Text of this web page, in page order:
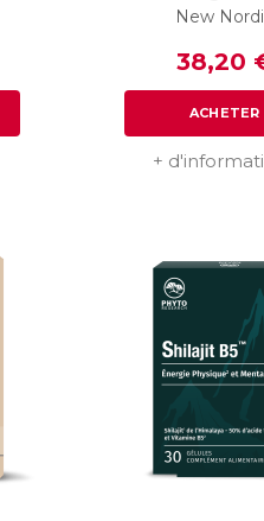
New
38,20
ACHETER
+